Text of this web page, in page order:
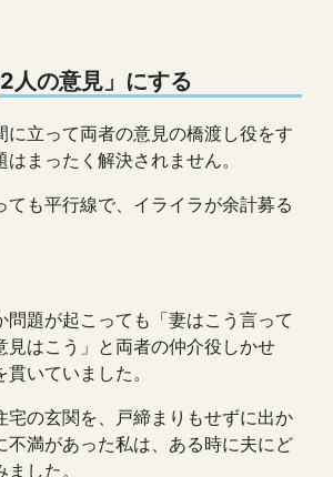
人の意見」にする
に立って両者の意見の橋渡し役をす
まったく解決されません。
ても平行線で、イライラが余計募る
問題が起こっても「妻はこう言って
見はこう」と両者の仲介役しかせ
いていました。
宅の玄関を、戸締まりもせずに出か
不満があった私は、ある時に夫にど
した。